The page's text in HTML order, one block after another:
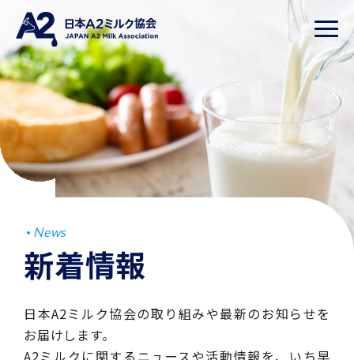
News
新着情報
日本A2ミルク協会の取り組みや最新のお知らせを
お届けします。